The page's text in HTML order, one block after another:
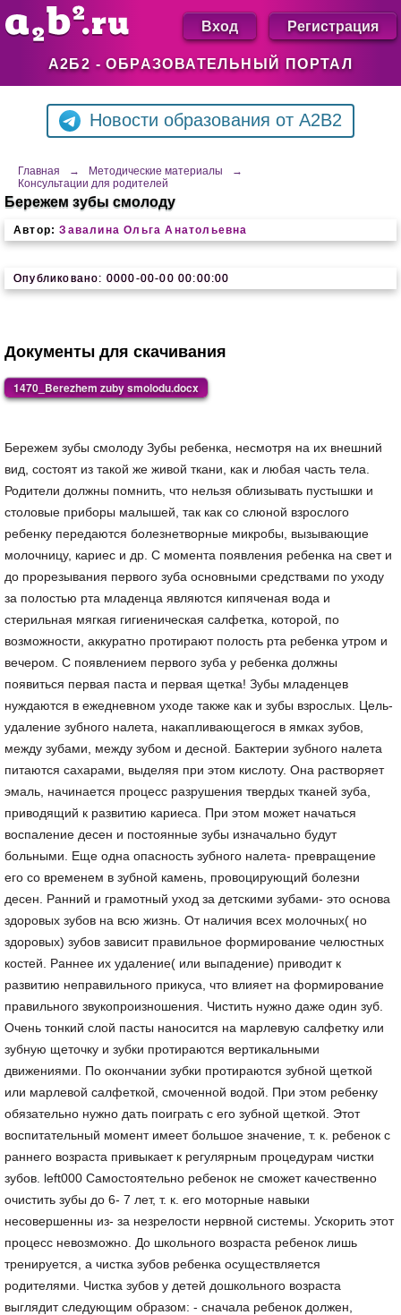
А2Б2 - ОБРАЗОВАТЕЛЬНЫЙ ПОРТАЛ
Вход Регистрация
Новости образования от A2B2
Главная → Методические материалы
→
Консультации для родителей
Бережем зубы смолоду
Автор: Завалина Ольга Анатольевна
Опубликовано: 0000-00-00 00:00:00
Документы для скачивания
1470_Berezhem zuby smolodu.docx
Бережем зубы смолоду Зубы ребенка, несмотря на их внешний
вид, состоят из такой же живой ткани, как и любая часть тела.
Родители должны помнить, что нельзя облизывать пустышки и
столовые приборы малышей, так как со слюной взрослого
ребенку передаются болезнетворные микробы, вызывающие
молочницу, кариес и др. С момента появления ребенка на свет и
до прорезывания первого зуба основными средствами по уходу
за полостью рта младенца являются кипяченая вода и
стерильная мягкая гигиеническая салфетка, которой, по
возможности, аккуратно протирают полость рта ребенка утром и
вечером. С появлением первого зуба у ребенка должны
появиться первая паста и первая щетка! Зубы младенцев
нуждаются в ежедневном уходе также как и зубы взрослых. Цель-
удаление зубного налета, накапливающегося в ямках зубов,
между зубами, между зубом и десной. Бактерии зубного налета
питаются сахарами, выделяя при этом кислоту. Она растворяет
эмаль, начинается процесс разрушения твердых тканей зуба,
приводящий к развитию кариеса. При этом может начаться
воспаление десен и постоянные зубы изначально будут
больными. Еще одна опасность зубного налета- превращение
его со временем в зубной камень, провоцирующий болезни
десен. Ранний и грамотный уход за детскими зубами- это основа
здоровых зубов на всю жизнь. От наличия всех молочных( но
здоровых) зубов зависит правильное формирование челюстных
костей. Раннее их удаление( или выпадение) приводит к
развитию неправильного прикуса, что влияет на формирование
правильного звукопроизношения. Чистить нужно даже один зуб.
Очень тонкий слой пасты наносится на марлевую салфетку или
зубную щеточку и зубки протираются вертикальными
движениями. По окончании зубки протираются зубной щеткой
или марлевой салфеткой, смоченной водой. При этом ребенку
обязательно нужно дать поиграть с его зубной щеткой. Этот
воспитательный момент имеет большое значение, т. к. ребенок с
раннего возраста привыкает к регулярным процедурам чистки
зубов. left000 Самостоятельно ребенок не сможет качественно
очистить зубы до 6- 7 лет, т. к. его моторные навыки
несовершенны из- за незрелости нервной системы. Ускорить этот
процесс невозможно. До школьного возраста ребенок лишь
тренируется, а чистка зубов ребенка осуществляется
родителями. Чистка зубов у детей дошкольного возраста
выглядит следующим образом: - сначала ребенок должен,